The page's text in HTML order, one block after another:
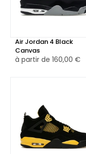
Air Jordan 4 Black
Canvas
à partir de 160,00 €